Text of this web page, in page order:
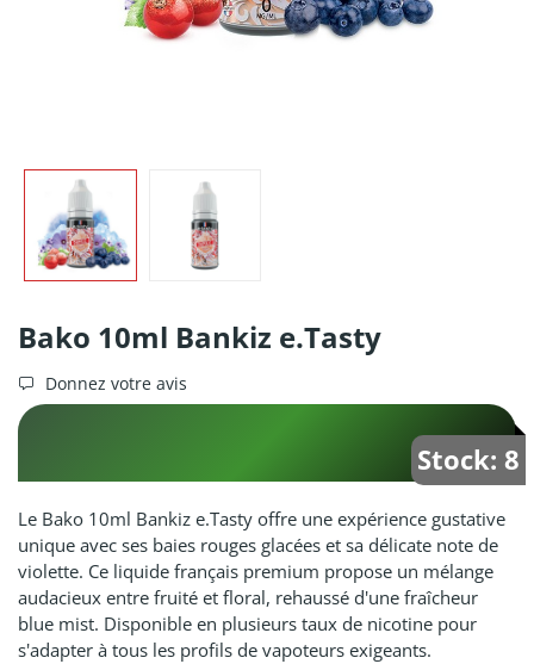
Bako 10ml Bankiz e.Tasty
Donnez votre avis
Stock: 8
Le Bako 10ml Bankiz e.Tasty offre une expérience gustative
unique avec ses baies rouges glacées et sa délicate note de
violette. Ce liquide français premium propose un mélange
audacieux entre fruité et floral, rehaussé d'une fraîcheur
blue mist. Disponible en plusieurs taux de nicotine pour
s'adapter à tous les profils de vapoteurs exigeants.